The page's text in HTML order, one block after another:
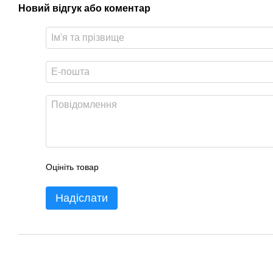
Новий відгук або коментар
Оцініть товар
Надіслати